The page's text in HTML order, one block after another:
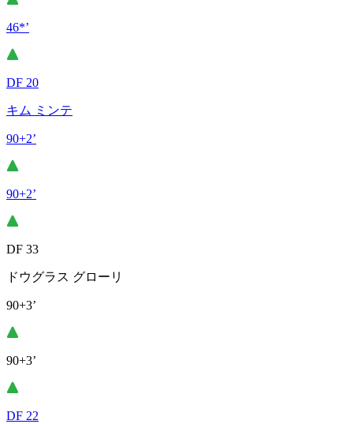
46*’
DF 20
キム ミンテ
90+2’
90+2’
DF 33
ドウグラス グローリ
90+3’
90+3’
DF 22